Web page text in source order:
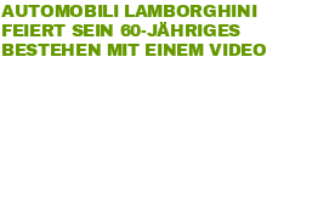
AUTOMOBILI LAMBORGHINI
FEIERT SEIN 60-JÄHRIGES
BESTEHEN MIT EINEM VIDEO